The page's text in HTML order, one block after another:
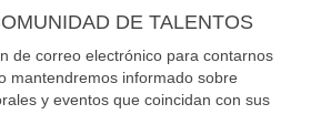
DE TALENTOS
de correo electrónico para contarnos
mantendremos informado sobre
y eventos que coincidan con sus